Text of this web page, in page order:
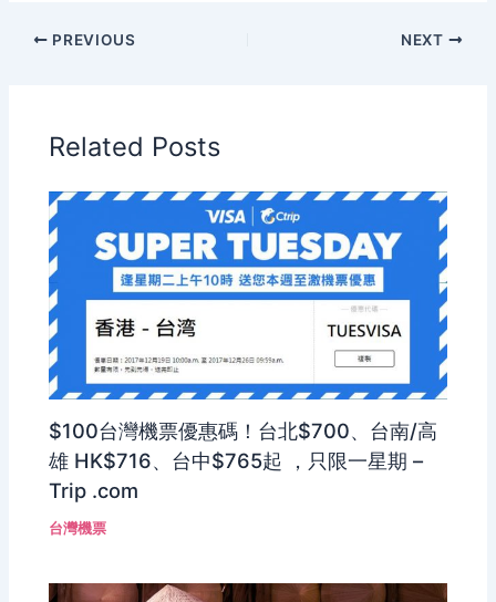
PREVIOUS NEXT
Related Posts
$100台灣機票優惠碼！台北$700、台南/高
雄 HK$716、台中$765起 ，只限一星期 –
Trip .com
台灣機票